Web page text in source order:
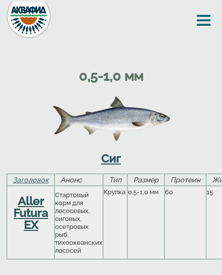
Перейти к основному содержанию
0,5-1,0 мм
Сиг
Заголовок Анонс Тип Размер Протеин
Aller
Futura
EX
Стартовый
корм для
лососевых,
сиговых,
осетровых
рыб,
тихоокеанских
лососей
Крупка 0,5-1,0 мм 60 15